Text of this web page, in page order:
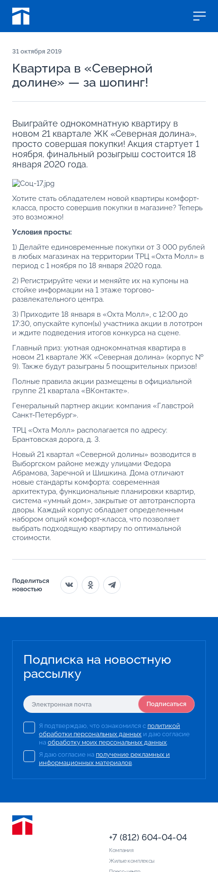
31октября 2019
Квартира в «Северной
долине» — за шопинг!
Выиграйте однокомнатную квартиру в
новом 21 квартале ЖК «Северная долина»,
просто совершая покупки! Акция стартует 1
ноября, финальный розыгрыш состоится 18
января 2020 года.
Хотите стать обладателем новой квартиры комфорт-
класса, просто совершив покупки в магазине? Теперь
это возможно!
Условия просты:
1) Делайте единовременные покупки от 3 000 рублей
в любых магазинах на территории ТРЦ «Охта Молл» в
период с 1 ноября по 18 января 2020 года.
2) Регистрируйте чеки и меняйте их на купоны на
стойке информации на 1 этаже торгово-
развлекательного центра.
3) Приходите 18 января в «Охта Молл», с 12:00 до
17:30, опускайте купон(ы) участника акции в лототрон
и ждите подведения итогов конкурса на сцене.
Главный приз: уютная однокомнатная квартира в
новом 21 квартале ЖК «Северная долина» (корпус №
9). Также будут разыграны 5 поощрительных призов!
Полные правила акции размещены в официальной
группе 21 квартала «ВКонтакте».
Генеральный партнер акции: компания «Главстрой
Санкт-Петербург».
ТРЦ «Охта Молл» располагается по адресу:
Брантовская дорога, д. 3.
Новый 21 квартал «Северной долины» возводится в
Выборгском районе между улицами Федора
Абрамова, Заречной и Шишкина. Дома отличают
новые стандарты комфорта: современная
архитектура, функциональные планировки квартир,
система «умный дом», закрытые от автотранспорта
дворы. Каждый корпус обладает определенным
набором опций комфорт-класса, что позволяет
выбрать подходящую квартиру по оптимальной
стоимости.
Поделиться
новостью
Подписка на новостную
рассылку
Подписаться
Я подтверждаю, что ознакомился с политикой
обработки персональных данных и даю согласие
на обработку моих персональных данных.
Я даю согласие на получение рекламных и
информационных материалов.
Компания
Жилые комплексы
+7 (812) 604-04-04